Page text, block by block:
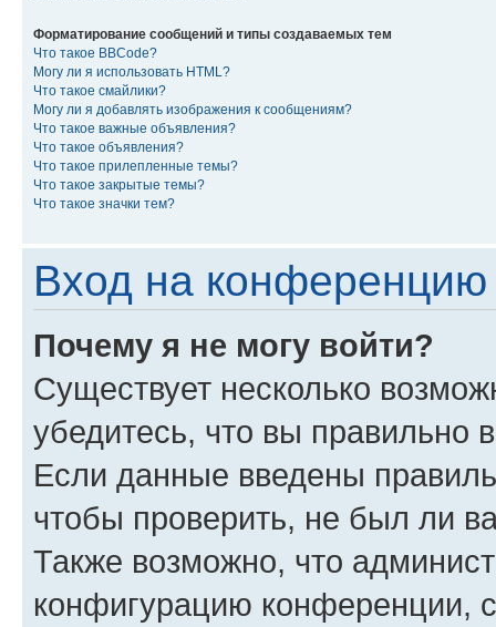
Форматирование сообщений и типы создаваемых тем
Что такое BBCode?
Могу ли я использовать HTML?
Что такое смайлики?
Могу ли я добавлять изображения к сообщениям?
Что такое важные объявления?
Что такое объявления?
Что такое прилепленные темы?
Что такое закрытые темы?
Что такое значки тем?
Вход на конференцию
Почему я не могу войти?
Существует несколько
убедитесь, что вы правильно
Если данные введены
чтобы проверить, не был ли
Также возможно, что
конфигурацию конференции,